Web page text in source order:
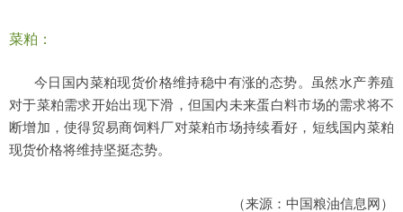
菜粕：
今日国内菜粕现货价格维持稳中有涨的态势。虽然水产养殖
对于菜粕需求开始出现下滑，但国内未来蛋白料市场的需求将不
断增加，使得贸易商饲料厂对菜粕市场持续看好，短线国内菜粕
现货价格将维持坚挺态势。
（来源：中国粮油信息网）